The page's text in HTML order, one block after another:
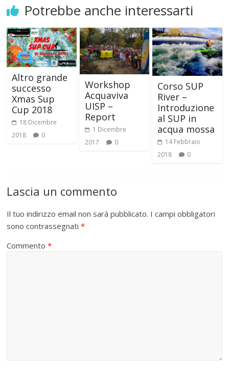
Potrebbe anche interessarti
Altro grande
successo
Xmas Sup
Cup 2018
18 Dicembre
2018
0
Workshop
Acquaviva
UISP –
Report
1 Dicembre
2017
0
Corso SUP
River –
Introduzione
al SUP in
acqua mossa
14 Febbraio
2018
0
Lascia un commento
Il tuo indirizzo email non sarà pubblicato. I campi obbligatori
sono contrassegnati*
Commento*